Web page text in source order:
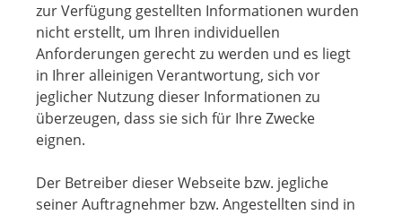
zur Verfügung gestellten Informationen wurden
nicht erstellt, um Ihren individuellen
Anforderungen gerecht zu werden und es liegt
in Ihrer alleinigen Verantwortung, sich vor
jeglicher Nutzung dieser Informationen zu
überzeugen, dass sie sich für Ihre Zwecke
eignen.
Der Betreiber dieser Webseite bzw. jegliche
seiner Auftragnehmer bzw. Angestellten sind in